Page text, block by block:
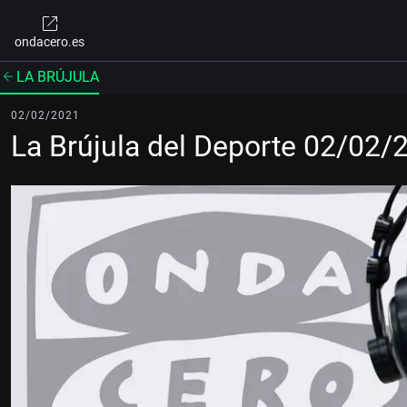
ondacero.es
LA BRÚJULA
02/02/2021
La Brújula del Deporte 02/02/